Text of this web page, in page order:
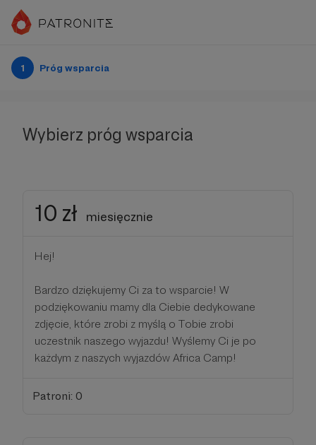
1 Próg wsparcia
Wybierz próg wsparcia
10 zł miesięcznie
Hej!
Bardzo dziękujemy Ci za to wsparcie! W
podziękowaniu mamy dla Ciebie dedykowane
zdjęcie, które zrobi z myślą o Tobie zrobi
uczestnik naszego wyjazdu! Wyślemy Ci je po
każdym z naszych wyjazdów Africa Camp!
Patroni: 0